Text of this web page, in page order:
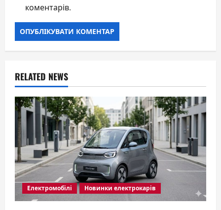
коментарів.
RELATED NEWS
Електромобілі Новинки електрокарів